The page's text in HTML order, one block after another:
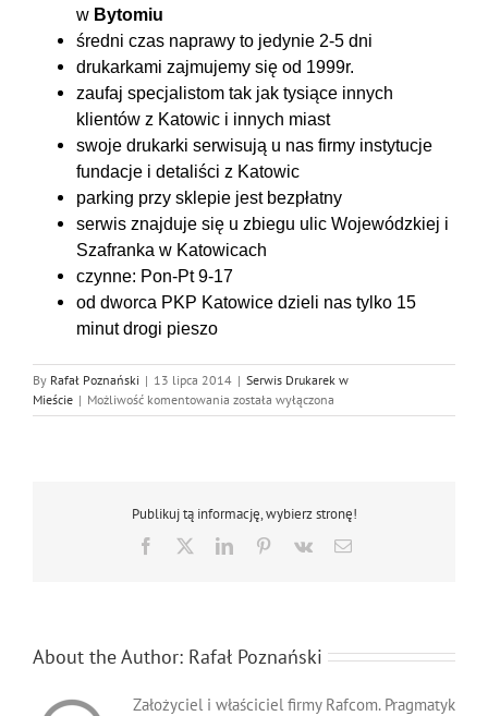
w Bytomiu
średni czas naprawy to jedynie 2-5 dni
drukarkami zajmujemy się od 1999r.
zaufaj specjalistom tak jak tysiące innych
klientów z Katowic i innych miast
swoje drukarki serwisują u nas firmy instytucje
fundacje i detaliści z Katowic
parking przy sklepie jest bezpłatny
serwis znajduje się u zbiegu ulic Wojewódzkiej i
Szafranka w Katowicach
czynne: Pon-Pt 9-17
od dworca PKP Katowice dzieli nas tylko 15
minut drogi pieszo
By Rafał Poznański | 13 lipca 2014 | Serwis Drukarek w
Mieście | Możliwość komentowania Serwis
Drukarek
została wyłączona
Publikuj tą informację, wybierz stronę!
Facebook LinkedInPinterest
Vk Email
About the Author: Rafał Poznański
Założyciel i właściciel firmy Rafcom. Pragmatyk